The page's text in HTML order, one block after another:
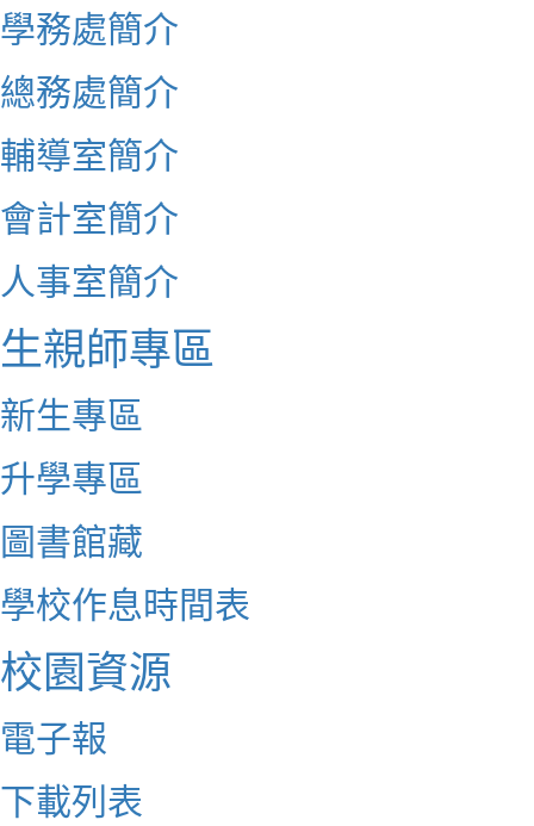
學務處簡介
總務處簡介
輔導室簡介
會計室簡介
人事室簡介
生親師專區
新生專區
升學專區
圖書館藏
學校作息時間表
校園資源
電子報
下載列表